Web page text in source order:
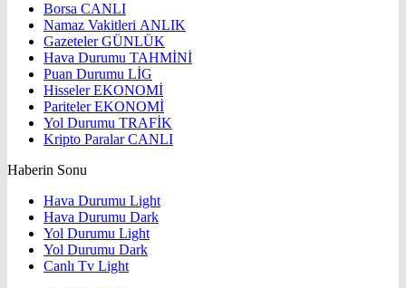
Borsa CANLI
Namaz Vakitleri ANLIK
GazetelerGÜNLÜK
Hava Durumu TAHMİNİ
Puan Durumu LİG
HisselerEKONOMİ
ParitelerEKONOMİ
Yol Durumu TRAFİK
Kripto ParalarCANLI
Haberin Sonu
Hava Durumu Light
Hava Durumu Dark
Yol Durumu Light
Yol Durumu Dark
Canlı Tv Light